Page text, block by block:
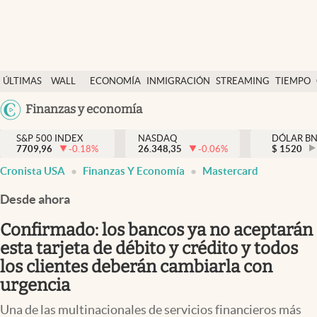
ÚLTIMAS
NOTICIAS
WALL
DÓLAR
ECONOMÍA INMIGRACIÓN STREAMING TIEMPO
México
Finanzas y economía
Finanzas y economía
Wall Street y dólar
Inmigración
Espiritual
Streaming
PC y mobile
S&P 500 INDEX
7709,96
-0.18%
NASDAQ
26.348,35
-0.06%
DÓLAR
$ 1520
Cronista USA Finanzas Y Economía Mastercard
Desde ahora
Confirmado: los bancos ya no aceptarán
esta tarjeta de débito y crédito y todos
los clientes deberán cambiarla con
urgencia
Una de las multinacionales de servicios financieros más